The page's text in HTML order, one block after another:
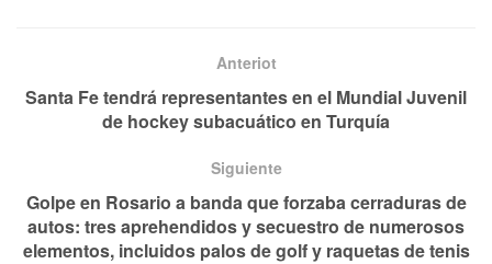
Anteriot
Santa Fe tendrá representantes en el Mundial Juvenil
de hockey subacuático en Turquía
Siguiente
Golpe en Rosario a banda que forzaba cerraduras de
autos: tres aprehendidos y secuestro de numerosos
elementos, incluidos palos de golf y raquetas de tenis